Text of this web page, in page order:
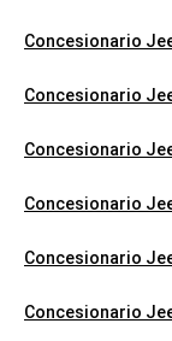
Concesionario
Concesionario
Concesionario
Concesionario
Concesionario
Concesionario